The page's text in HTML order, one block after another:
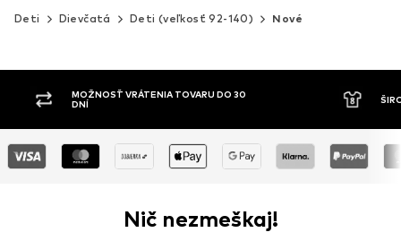
Deti Dievčatá Deti (veľkosť 92-140) Nové
MOŽNOSŤ VRÁTENIA TOVARU DO 30
DNÍ
Nič nezmeškaj!